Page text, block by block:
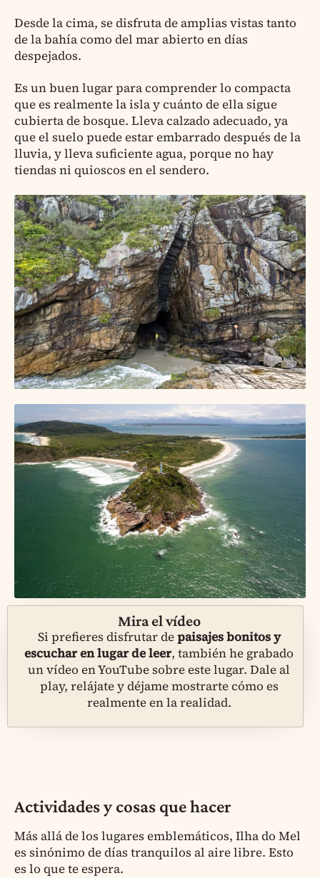
Desde la cima, se disfruta de amplias vistas tanto
de la bahía como del mar abierto en días
despejados.
Es un buen lugar para comprender lo compacta
que es realmente la isla y cuánto de ella sigue
cubierta de bosque. Lleva calzado adecuado, ya
que el suelo puede estar embarrado después de la
lluvia, y lleva suficiente agua, porque no hay
tiendas ni quioscos en el sendero.
Mira el vídeo
Si prefieres disfrutar depaisajes bonitos y
escuchar en lugar de leer, también he grabado
un vídeo en YouTube sobre este lugar. Dale al
play, relájate y déjame mostrarte cómo es
realmente en la realidad.
Actividades y cosas que hacer
Más allá de los lugares emblemáticos, Ilha do Mel
es sinónimo de días tranquilos al aire libre. Esto
es lo que te espera.